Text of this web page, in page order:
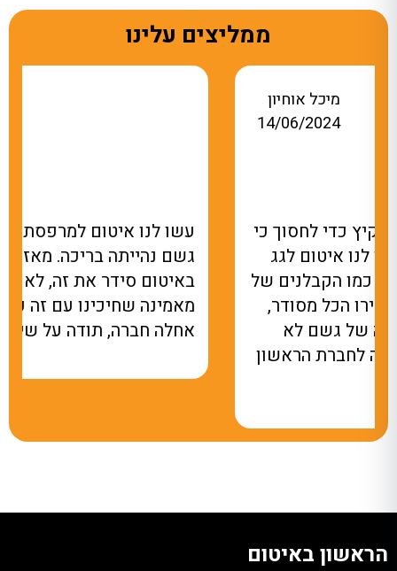
ממליצים עלינו
עשו לנו איטום למרפסת שבכל פעם שהיה
גשם נהייתה בריכה. מאז שהקבלן של הראשון
באיטום סידר את זה, לא רואים טיפת מים! לא
מאמינה שחיכינו עם זה כל כך הרבה זמן.
אחלה חברה, תודה על שירותכם.
הראשון באיטום